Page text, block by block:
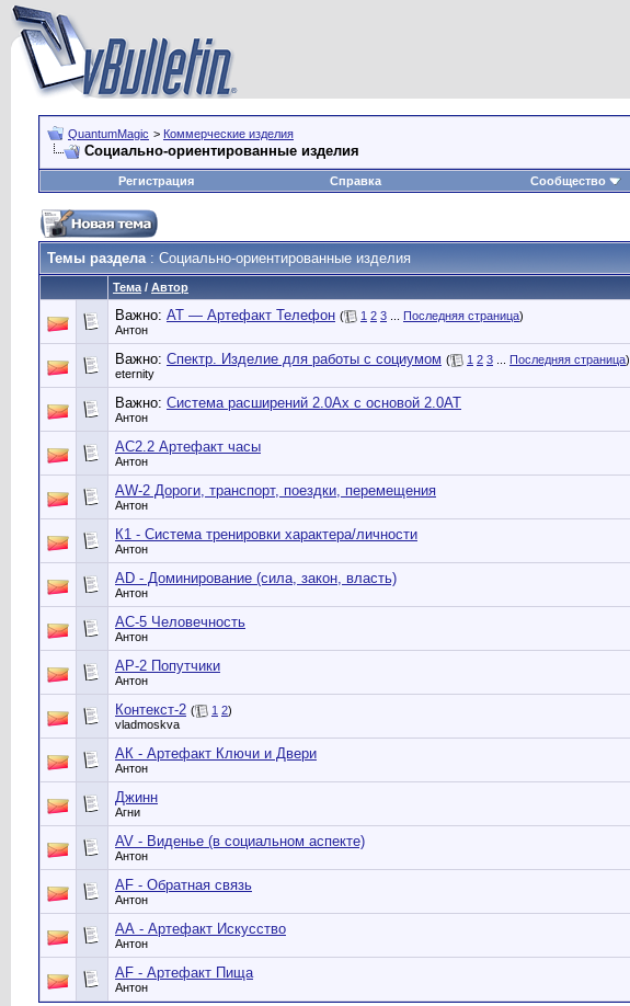
QuantumMagic > Коммерческие изделия
Социально-ориентированные изделия
Регистрация
Справка Сообщество
Темы раздела: Социально-ориентированные изделия
Тема / Автор
Важно: АТ — Артефакт Телефон ( 1 2 3 Последняя страница)
Антон
Важно: Спектр. Изделие для работы с социумом ( 1 2 3 Последняя страница)
eternity
Важно: Система расширений 2.0Ах с основой 2.0АТ
Антон
АС2.2 Артефакт часы
Антон
AW-2 Дороги, транспорт, поездки, перемещения
Антон
К1 - Система тренировки характера/личности
Антон
AD - Доминирование (сила, закон, власть)
Антон
АС-5 Человечность
Антон
АР-2 Попутчики
Антон
Контекст-2 ( 1 2)
vladmoskva
АК - Артефакт Ключи и Двери
Антон
Джинн
Агни
AV - Виденье (в социальном аспекте)
Антон
AF - Обратная связь
Антон
АА - Артефакт Искусство
Антон
АF - Артефакт Пища
Антон